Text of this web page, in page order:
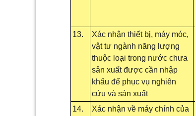
13.
Xác nhận thiết bị, máy móc,
vật tư ngành năng lượng
thuộc loại trong nước chưa
sản xuất được cần nhập
khẩu để phục vụ nghiên
cứu và sản xuất
14.
Xác nhận về máy chính của